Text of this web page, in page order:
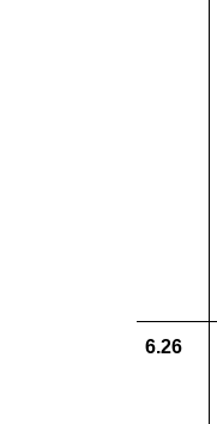
6.26